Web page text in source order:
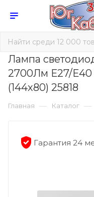
Лампа
2700Лм Е27/Е40
(144х80) 25818
Главная — Каталог —
Гарантия 24